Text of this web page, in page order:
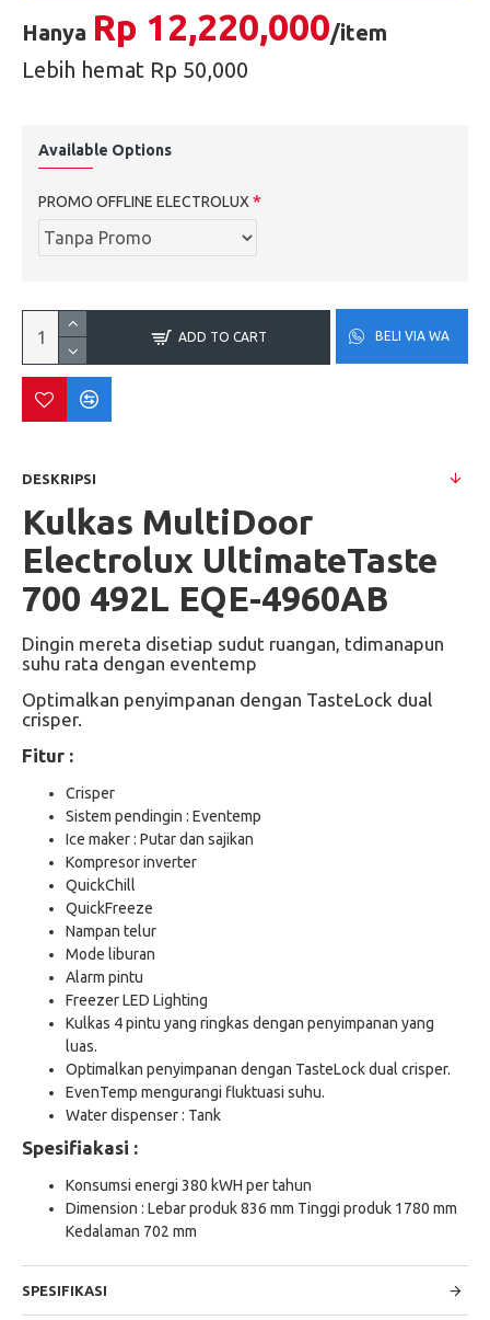
Hanya Rp 12,220,000/item
Lebih hemat Rp 50,000
Available Options
PROMO OFFLINE ELECTROLUX
ADD TO CART BELI VIA WA
DESKRIPSI
Kulkas MultiDoor
Electrolux UltimateTaste
700 492L EQE-4960AB
Dingin mereta disetiap sudut ruangan, tdimanapun
suhu rata dengan eventemp
Optimalkan penyimpanan dengan TasteLock dual
crisper.
Fitur :
Crisper
Sistem pendingin : Eventemp
Ice maker : Putar dan sajikan
Kompresor inverter
QuickChill
QuickFreeze
Nampan telur
Mode liburan
Alarm pintu
Freezer LED Lighting
Kulkas 4 pintu yang ringkas dengan penyimpanan yang
luas.
Optimalkan penyimpanan dengan TasteLock dual crisper.
EvenTemp mengurangi fluktuasi suhu.
Water dispenser : Tank
Spesifiakasi :
Konsumsi energi​ 380 kWH per tahun
Dimension : Lebar produk 836 mm Tinggi produk 1780 mm
Kedalaman 702 mm
SPESIFIKASI